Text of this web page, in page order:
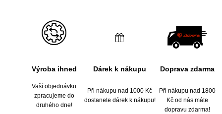
Výroba ihned Dárek k nákupu Doprava zdarma
Vaší objednávku
zpracujeme do
druhého dne!
Při nákupu nad 1000 Kč
dostanete dárek k nákupu!
Při nákupu nad 1800
Kč od nás máte
dopravu zdarma!